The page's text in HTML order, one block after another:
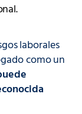
laborales
como un